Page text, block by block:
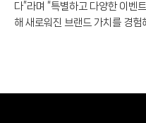
다”라며 “특별하고 다양한 이벤
해 새로워진 브랜드 가치를 경험